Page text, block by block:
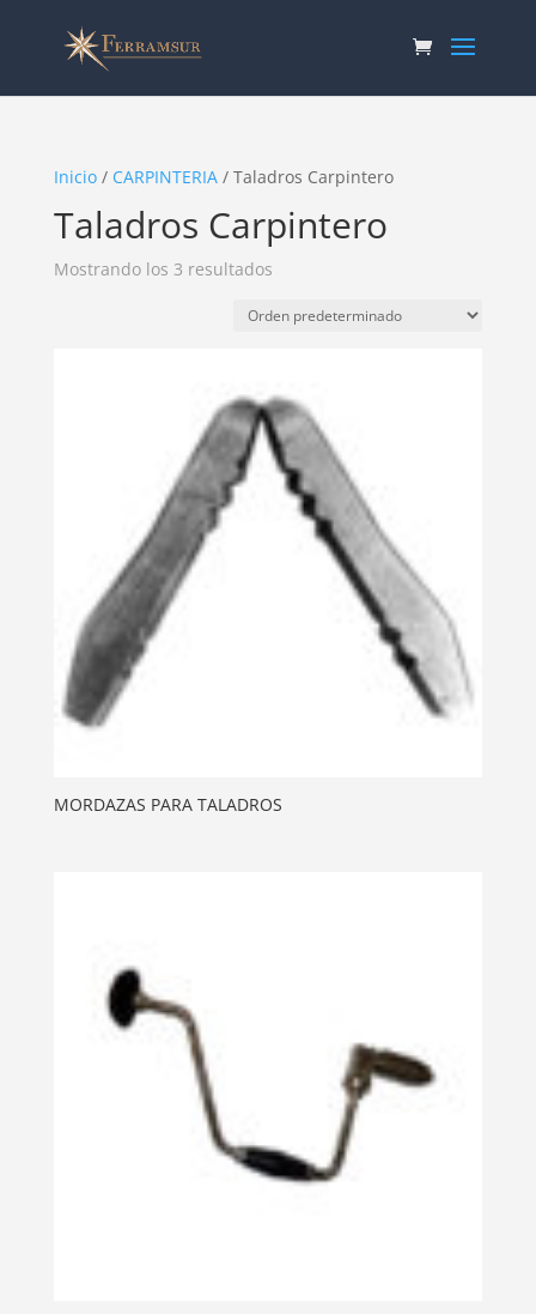
Inicio/ CARPINTERIA/ Taladros Carpintero
Taladros Carpintero
Mostrando los 3 resultados
MORDAZAS PARA TALADROS